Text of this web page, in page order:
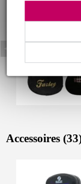
Accessoires